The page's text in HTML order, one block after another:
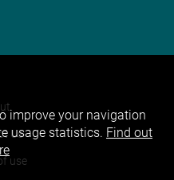
Us
use
improve your navigation
usage statistics. Find out